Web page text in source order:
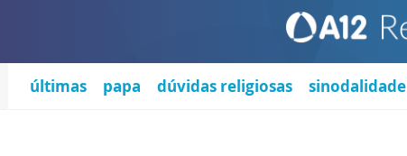
últimas papa dúvidas religiosas sinodalidade